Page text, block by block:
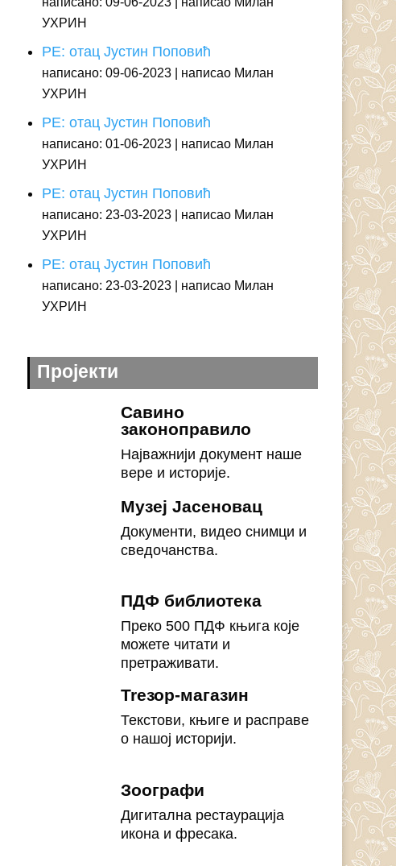
УХРИН
РЕ: отац Јустин Поповић
написано: 09-06-2023
написао Милан
УХРИН
РЕ: отац Јустин Поповић
написано: 01-06-2023
написао Милан
УХРИН
РЕ: отац Јустин Поповић
написано: 23-03-2023
написао Милан
УХРИН
РЕ: отац Јустин Поповић
написано: 23-03-2023
написао Милан
УХРИН
Пројекти
Савино
законоправило
Најважнији документ наше
вере и историје.
Музеј Јасеновац
Документи, видео снимци и
сведочанства.
ПДФ библиотека
Преко 500 ПДФ књига које
можете читати и
претраживати.
Treзор-магазин
Текстови, књиге и расправе
о нашој историји.
Зоографи
Дигитална рестаурација
икона и фресака.